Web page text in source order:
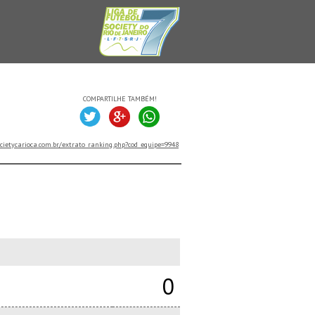
COMPARTILHE TAMBÉM!
extrato_ranking.php?cod_equipe=9948
0